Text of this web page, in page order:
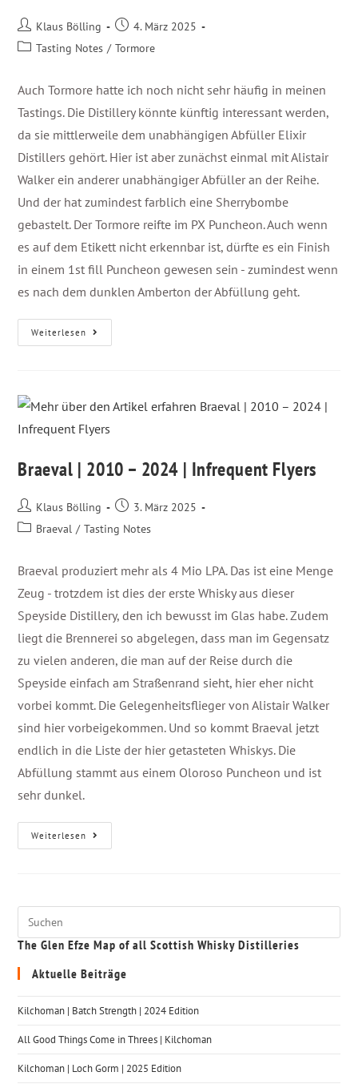
Klaus Bölling
4. März 2025
Tasting Notes / Tormore
Auch Tormore hatte ich noch nicht sehr häufig in meinen
Tastings. Die Distillery könnte künftig interessant werden,
da sie mittlerweile dem unabhängigen Abfüller Elixir
Distillers gehört. Hier ist aber zunächst einmal mit Alistair
Walker ein anderer unabhängiger Abfüller an der Reihe.
Und der hat zumindest farblich eine Sherrybombe
gebastelt. Der Tormore reifte im PX Puncheon. Auch wenn
es auf dem Etikett nicht erkennbar ist, dürfte es ein Finish
in einem 1st fill Puncheon gewesen sein - zumindest wenn
es nach dem dunklen Amberton der Abfüllung geht.
Weiterlesen
Braeval | 2010 – 2024 | Infrequent Flyers
Klaus Bölling
3. März 2025
Braeval / Tasting Notes
Braeval produziert mehr als 4 Mio LPA. Das ist eine Menge
Zeug - trotzdem ist dies der erste Whisky aus dieser
Speyside Distillery, den ich bewusst im Glas habe. Zudem
liegt die Brennerei so abgelegen, dass man im Gegensatz
zu vielen anderen, die man auf der Reise durch die
Speyside einfach am Straßenrand sieht, hier eher nicht
vorbei kommt. Die Gelegenheitsflieger von Alistair Walker
sind hier vorbeigekommen. Und so kommt Braeval jetzt
endlich in die Liste der hier getasteten Whiskys. Die
Abfüllung stammt aus einem Oloroso Puncheon und ist
sehr dunkel.
Weiterlesen
The Glen Efze Map of all Scottish Whisky Distilleries
Aktuelle Beiträge
Kilchoman | Batch Strength | 2024 Edition
All Good Things Come in Threes | Kilchoman
Kilchoman | Loch Gorm​ | 2025 Edition